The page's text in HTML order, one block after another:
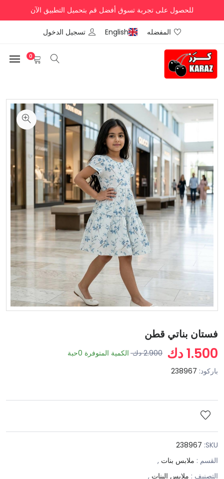
للحصول على تجربة تسوق أفضل قم بتحميل التطبيق الآن
المفضله English تسجيل الدخول
0
فستان بناتي قطن
1.500 دك 2.900 دك الكمية المتوفرة 0حبة
باركود: 238967
SKU:
238967
القسم : ملابس بنات ,
التصنيف : ملابس البنات ,